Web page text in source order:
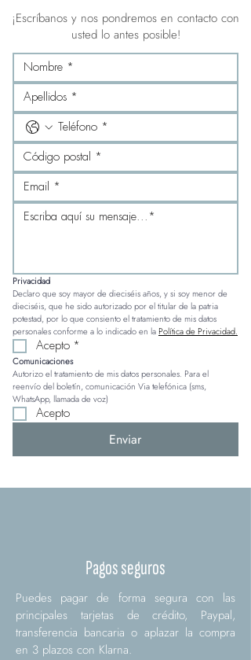
¡Escríbanos y nos pondremos en contacto con
usted lo antes posible!
Privacidad
Declaro que soy mayor de dieciséis años, y si soy menor de
dieciséis, que he sido autorizado por el titular de la patria
potestad, por lo que consiento el tratamiento de mis datos
personales conforme a lo indicado en la Política de Privacidad.
Acepto *
Comunicaciones
Autorizo el tratamiento de mis datos personales. Para el
reenvío del boletín, comunicación Via telefónica (sms,
WhatsApp, llamada de voz)
Acepto
Enviar
Pagos seguros
Puedes pagar de forma segura con las
principales tarjetas de crédito, Paypal,
transferencia bancaria o aplazar la compra
en 3 plazos con Klarna.